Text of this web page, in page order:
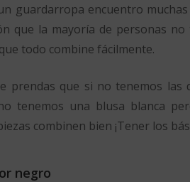
guardarropa encuentro
que la mayoría de personas
todo combine fácilmente.
prendas que si no tenemos
tenemos una blusa blanca
combinen bien ¡Tener los
negro